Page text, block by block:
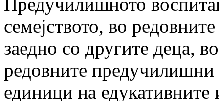
Предучилишното
семејството, во
заедно со другите деца,
редовните
единици на едукативните